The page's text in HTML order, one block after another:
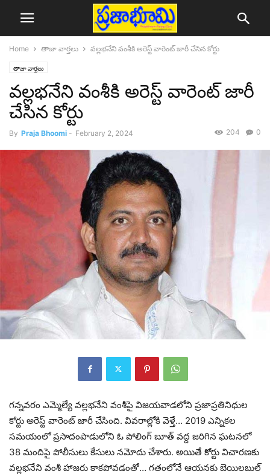
Home తాజా వార్తలు వల్లభనేని వంశీకి అరెస్ట్ వారెంట్ జారీ చేసిన కోర్టు
తాజా వార్తలు
వల్లభనేని వంశీకి అరెస్ట్ వారెంట్ జారీ
చేసిన కోర్టు
By Praja Bhoomi - February 2, 2024 0
204
గన్నవరం ఎమ్మెల్యే వల్లభనేని వంశీపై విజయవాడలోని ప్రజాప్రతినిధుల
కోర్టు అరెస్ట్ వారెంట్ జారీ చేసింది. వివరాల్లోకి వెళ్తే… 2019 ఎన్నికల
సమయంలో ప్రసాదంపాడులోని ఓ పోలింగ్ బూత్ వద్ద జరిగిన ఘటనలో
38 మందిపై పోలీసులు కేసులు నమోదు చేశారు. అయితే కోర్టు విచారణకు
వల్లభనేని వంశీ హాజరు కాకపోవడంతో… గతంలోనే ఆయనకు బెయిలబుల్